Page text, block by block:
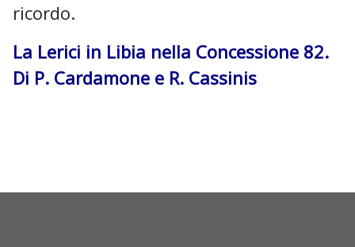
ricordo.
La Lerici in Libia nella Concessione 82.
Di P. Cardamone e R. Cassinis